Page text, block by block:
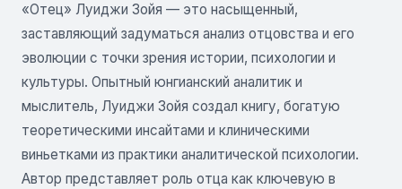
«Отец» Луиджи Зойя — это насыщенный,
заставляющий задуматься анализ отцовства и его
эволюции с точки зрения истории, психологии и
культуры. Опытный юнгианский аналитик и
мыслитель, Луиджи Зойя создал книгу, богатую
теоретическими инсайтами и клиническими
виньетками из практики аналитической психологии.
Автор представляет роль отца как ключевую в